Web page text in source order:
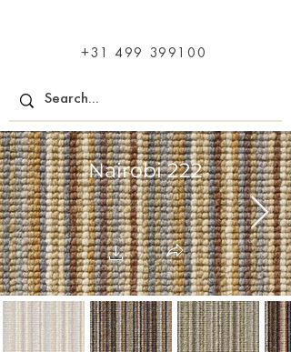
+31 499 399100
Nairobi 222